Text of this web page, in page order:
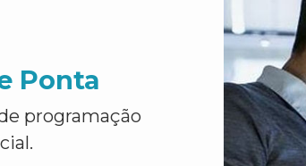
Ponta
programação